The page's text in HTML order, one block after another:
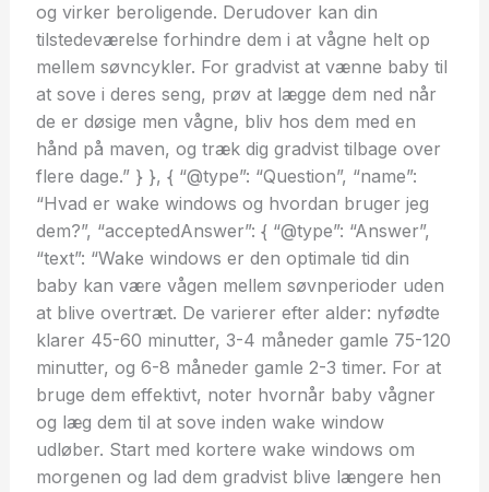
og virker beroligende. Derudover kan din
tilstedeværelse forhindre dem i at vågne helt op
mellem søvncykler. For gradvist at vænne baby til
at sove i deres seng, prøv at lægge dem ned når
de er døsige men vågne, bliv hos dem med en
hånd på maven, og træk dig gradvist tilbage over
flere dage.” } }, { “@type”: “Question”, “name”:
“Hvad er wake windows og hvordan bruger jeg
dem?”, “acceptedAnswer”: { “@type”: “Answer”,
“text”: “Wake windows er den optimale tid din
baby kan være vågen mellem søvnperioder uden
at blive overtræt. De varierer efter alder: nyfødte
klarer 45-60 minutter, 3-4 måneder gamle 75-120
minutter, og 6-8 måneder gamle 2-3 timer. For at
bruge dem effektivt, noter hvornår baby vågner
og læg dem til at sove inden wake window
udløber. Start med kortere wake windows om
morgenen og lad dem gradvist blive længere hen